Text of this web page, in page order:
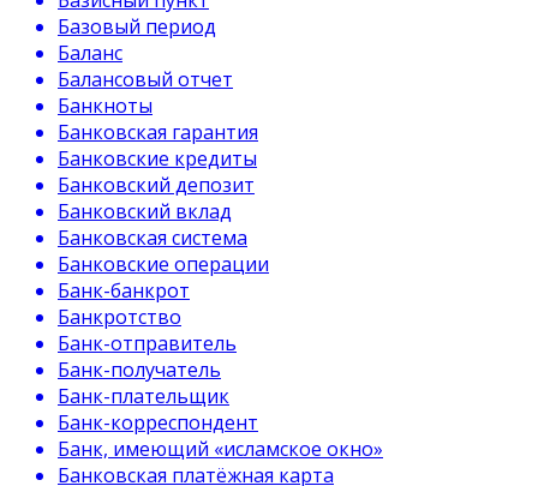
Базовый период
Баланс
Балансовый отчет
Банкноты
Банковская гарантия
Банковские кредиты
Банковский депозит
Банковский вклад
Банковская система
Банковские операции
Банк-банкрот
Банкротство
Банк-отправитель
Банк-получатель
Банк-плательщик
Банк-корреспондент
Банк, имеющий «исламское окно»
Банковская платёжная карта